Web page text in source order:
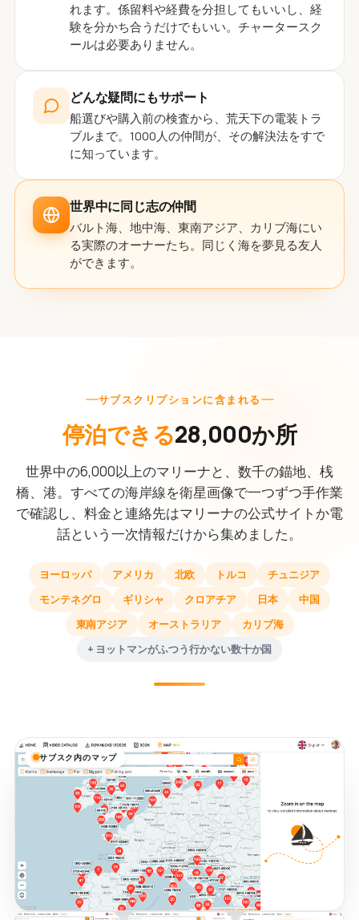
れます。係留料や経費を分担してもいいし、経
験を分かち合うだけでもいい。チャータースク
ールは必要ありません。
どんな疑問にもサポート
船選びや購入前の検査から、荒天下の電装トラ
ブルまで。1000人の仲間が、その解決法をすで
に知っています。
世界中に同じ志の仲間
バルト海、地中海、東南アジア、カリブ海にい
る実際のオーナーたち。同じく海を夢見る友人
ができます。
サブスクリプションに含まれる
停泊できる28,000か所
世界中の6,000以上のマリーナと、数千の錨地、桟
橋、港。すべての海岸線を衛星画像で一つずつ手作業
で確認し、料金と連絡先はマリーナの公式サイトか電
話という一次情報だけから集めました。
ヨーロッパ アメリカ 北欧 トルコ
チュニジア
モンテネグロ
ギリシャ クロアチア 日本
中国
東南アジア
オーストラリア
カリブ海
+ ヨットマンがふつう行かない数十か国
サブスク内のマップ